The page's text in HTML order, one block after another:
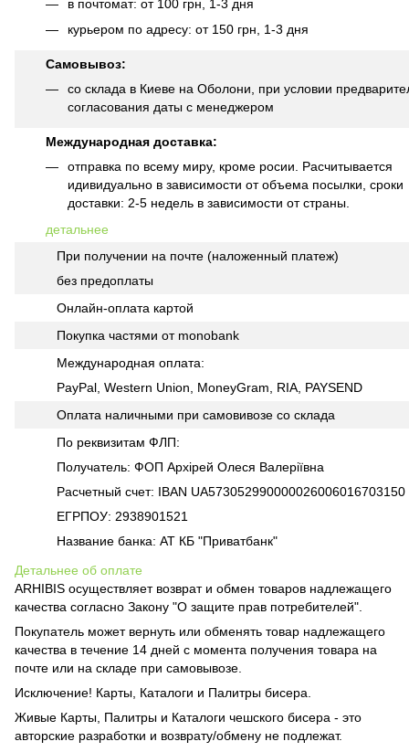
в почтомат: от 100 грн, 1-3 дня
курьером по адресу: от 150 грн, 1-3 дня
Самовывоз:
со склада в Киеве на Оболони, при условии
согласования даты с менеджером
Международная доставка:
отправка по всему миру, кроме росии. Расчитывается
идивидуально в зависимости от объема посылки, сроки
доставки: 2-5 недель в зависимости от страны.
детальнее
При получении на почте (наложенный платеж)
без предоплаты
Онлайн-оплата картой
Покупка частями от monobank
Международная оплата:
PayPal, Western Union, MoneyGram, RIA, PAYSEND
Оплата наличными при самовивозе со склада
По реквизитам ФЛП:
Получатель: ФОП Архірей Олеся Валеріївна
Расчетный счет: IBAN UA573052990000026006016703150
ЕГРПОУ: 2938901521
Название банка: АТ КБ "Приватбанк"
Детальнее об оплате
ARHIBIS осуществляет возврат и обмен товаров надлежащего
качества согласно Закону "О защите прав потребителей".
Покупатель может вернуть или обменять товар надлежащего
качества в течение 14 дней с момента получения товара на
почте или на складе при самовывозе.
Исключение! Карты, Каталоги и Палитры бисера.
Живые Карты, Палитры и Каталоги чешского бисера - это
авторские разработки и возврату/обмену не подлежат.